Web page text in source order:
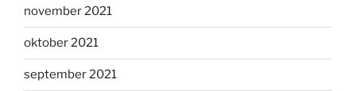
november 2021
oktober 2021
september 2021